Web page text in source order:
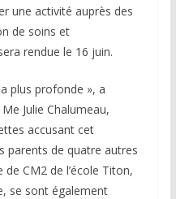
une activité auprès des
de soins et
rendue le 16 juin.
plus profonde », a
Julie Chalumeau,
accusant cet
parents de quatre autres
de CM2 de l’école Titon,
se sont également